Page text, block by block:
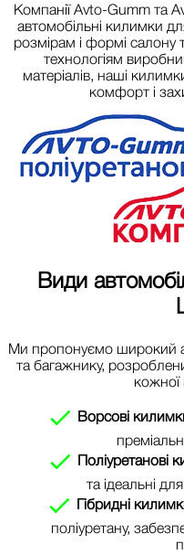
Компанії Avto-Gumm та
автомобільні килимки
розмірам і формі салону
технологіям
матеріалів, наші
комфорт і
Види
Ми пропонуємо широкий
та багажнику,
кожної
Ворсові
Поліуретанові
та ідеальні
Гібридні
поліуретану,